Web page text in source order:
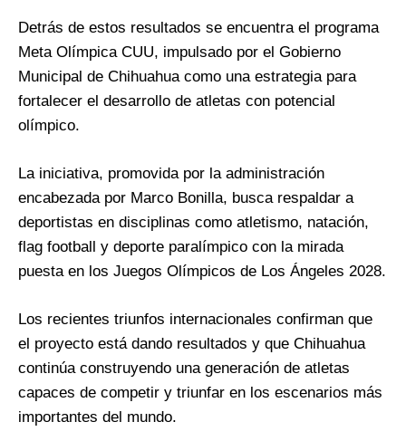
Detrás de estos resultados se encuentra el programa
Meta Olímpica CUU, impulsado por el Gobierno
Municipal de Chihuahua como una estrategia para
fortalecer el desarrollo de atletas con potencial
olímpico.
La iniciativa, promovida por la administración
encabezada por Marco Bonilla, busca respaldar a
deportistas en disciplinas como atletismo, natación,
flag football y deporte paralímpico con la mirada
puesta en los Juegos Olímpicos de Los Ángeles 2028.
Los recientes triunfos internacionales confirman que
el proyecto está dando resultados y que Chihuahua
continúa construyendo una generación de atletas
capaces de competir y triunfar en los escenarios más
importantes del mundo.